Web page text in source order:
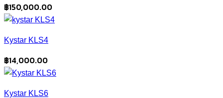
฿150,000.00
Kystar KLS4
฿14,000.00
Kystar KLS6